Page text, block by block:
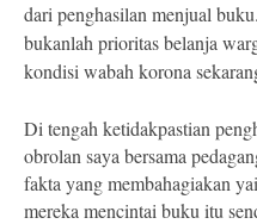
dari penghasilan menjual
bukanlah prioritas belanja
kondisi wabah korona
Di tengah ketidakpastian
obrolan saya bersama
fakta yang membahagiakan
mereka mencintai buku itu